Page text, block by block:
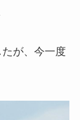
が、今一度